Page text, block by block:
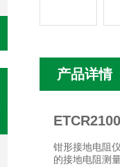
产品详情
钳形接地电阻
的接地电阻测